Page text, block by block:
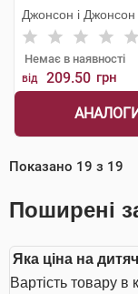
Джонсон і Джонсон
Немає в наявності
від 209.50 грн
Показано 19 з 19
Поширені
Яка ціна на
Вартість товару в